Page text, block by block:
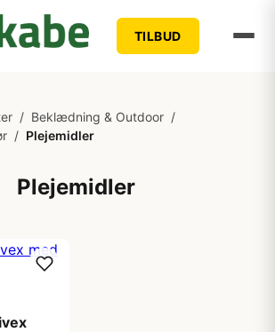
TILBUD
/ Beklædning & Outdoor /
/ Plejemidler
Plejemidler